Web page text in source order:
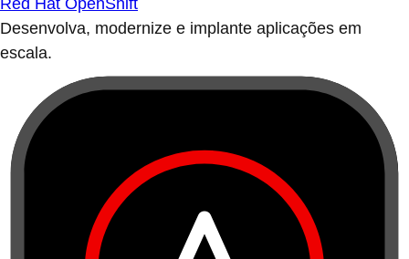
Red Hat OpenShift
Desenvolva, modernize e implante aplicações em
escala.